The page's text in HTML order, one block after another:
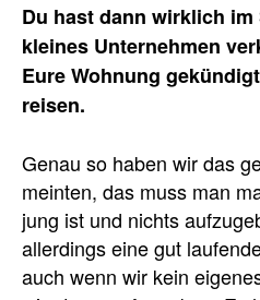
Du hast dann wirklich im
kleines Unternehmen
Eure Wohnung
reisen.
Genau so haben wir das
meinten, das muss man
jung ist und nichts
allerdings eine gut
auch wenn wir kein